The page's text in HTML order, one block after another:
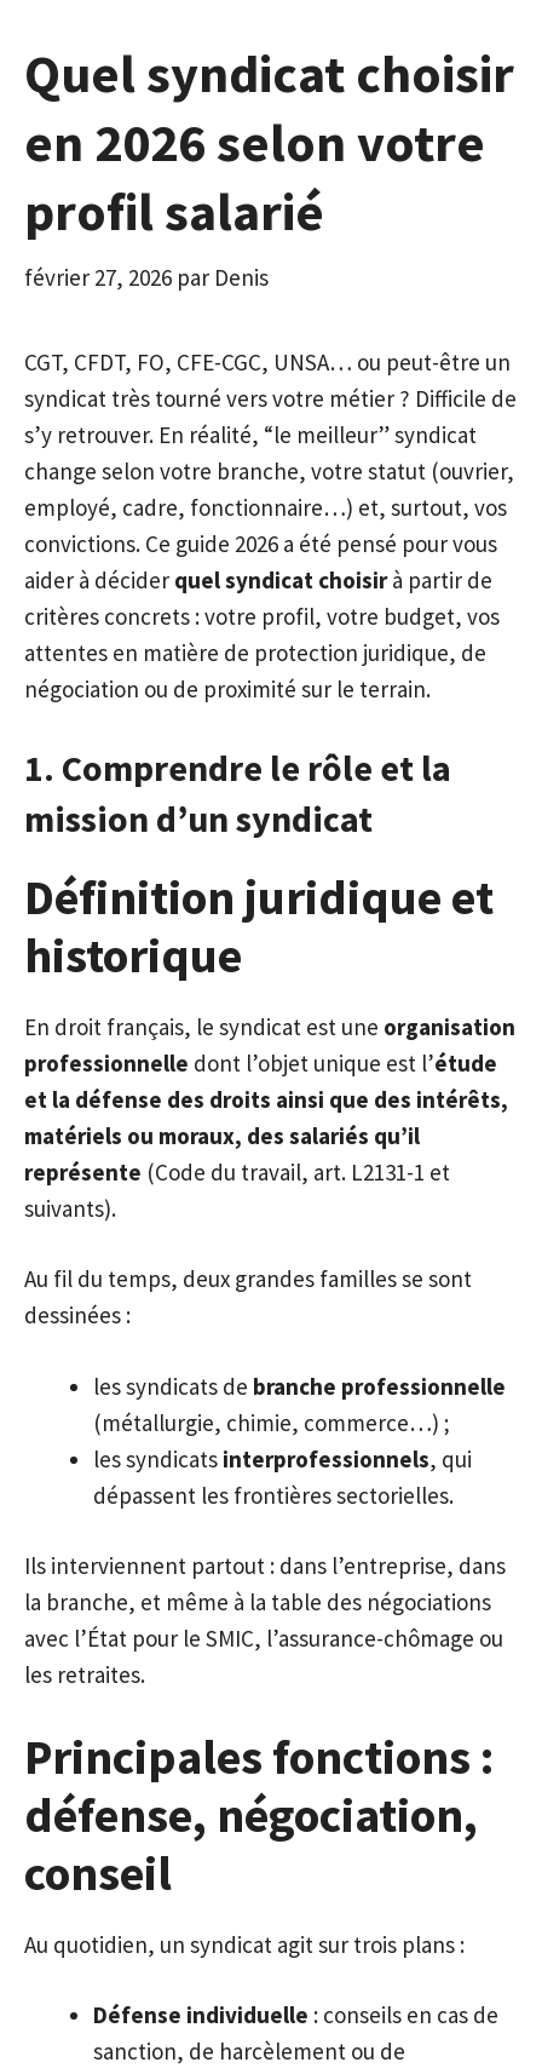
Quel syndicat choisir
en 2026 selon votre
profil salarié
février 27, 2026 par Denis
CGT, CFDT, FO, CFE-CGC, UNSA… ou peut-être un
syndicat très tourné vers votre métier ? Difficile de
s’y retrouver. En réalité, “le meilleur” syndicat
change selon votre branche, votre statut (ouvrier,
employé, cadre, fonctionnaire…) et, surtout, vos
convictions. Ce guide 2026 a été pensé pour vous
aider à décider quel syndicat choisirà partir de
critères concrets : votre profil, votre budget, vos
attentes en matière de protection juridique, de
négociation ou de proximité sur le terrain.
1. Comprendre le rôle et la
mission d’un syndicat
Définition juridique et
historique
En droit français, le syndicat est une organisation
professionnelle dont l’objet unique est l’étude
et la défense des droits ainsi que des intérêts,
matériels ou moraux, des salariés qu’il
représente (Code du travail, art. L2131-1 et
suivants).
Au fil du temps, deux grandes familles se sont
dessinées :
les syndicats de branche professionnelle
(métallurgie, chimie, commerce…) ;
les syndicats interprofessionnels, qui
dépassent les frontières sectorielles.
Ils interviennent partout : dans l’entreprise, dans
la branche, et même à la table des négociations
avec l’État pour le SMIC, l’assurance-chômage ou
les retraites.
Principales fonctions :
défense, négociation,
conseil
Au quotidien, un syndicat agit sur trois plans :
Défense individuelle : conseils en cas de
sanction, de harcèlement ou de